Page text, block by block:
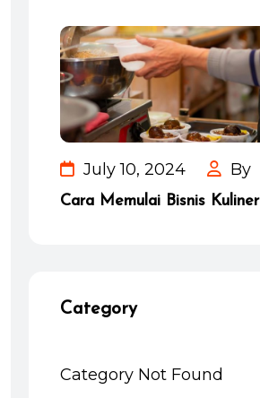
July 10, 2024 By
Cara Memulai Bisnis Kuliner
Category
Category Not Found